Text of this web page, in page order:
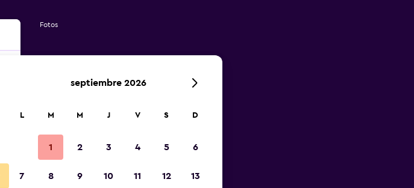
Fotos
septiembre 2026
L M M J V S D
1 2 3 4 5 6
7 8 9 10 11 12 13